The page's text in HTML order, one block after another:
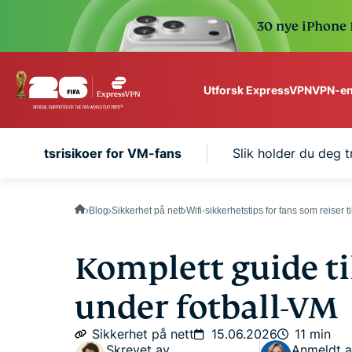
30 nye iPhone
Utforsk ExpressVPNVPN-
VPN protection for
for VM-fans Slik holder du deg
Blog Sikkerhet på nett Wifi-sikkerhetstips for fans som reiser
Komplett guide
under fotball-VM
Sikkerhet på nett 15.06.2026
11 min